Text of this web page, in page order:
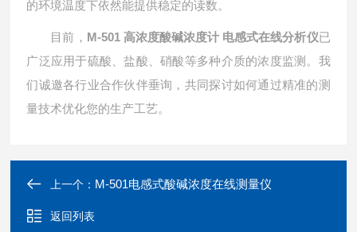
的环境温度下依然能提供稳定的读数。
目前， M-501 高浓度酸碱浓度计 电感式在线分析仪已
广泛应用于硫酸、盐酸、硝酸等多种介质的浓度监测。我
们诚邀各行业合作伙伴垂询，共同探讨如何通过精准的测
量技术优化您的生产工艺。
上一个： M-501电感式酸碱浓度在线测量仪
返回列表